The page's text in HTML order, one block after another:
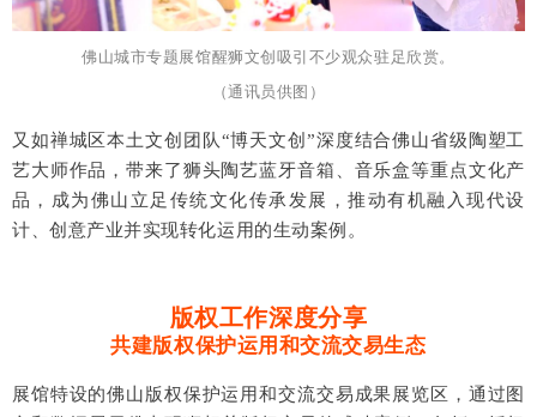
佛山城市专题展馆醒狮文创吸引不少观众驻足欣赏。
（通讯员供图）
又如禅城区本土文创团队“博天文创”深度结合佛山省级陶塑工
艺大师作品，带来了狮头陶艺蓝牙音箱、音乐盒等重点文化产
品，成为佛山立足传统文化传承发展，推动有机融入现代设
计、创意产业并实现转化运用的生动案例。
版权工作深度分享
共建版权保护运用和交流交易生态
展馆特设的佛山版权保护运用和交流交易成果展览区，通过图